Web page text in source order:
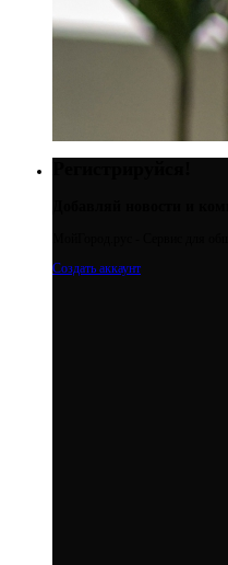
Создать аккаунт